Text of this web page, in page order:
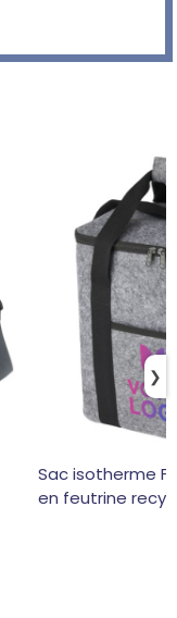
Sac isotherme
en feutrine
❯